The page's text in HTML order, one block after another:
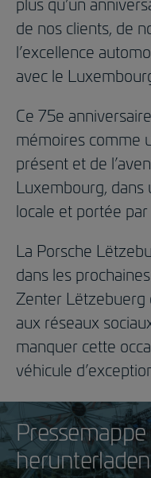
de nos clients, de
l’excellence
avec le
Ce 75e
mémoires comme
présent et de
Luxembourg,
locale et portée
La Porsche
dans les
Zenter Lëtzebuerg
aux réseaux
manquer cette
véhicule
Pressemappe
herunterladen